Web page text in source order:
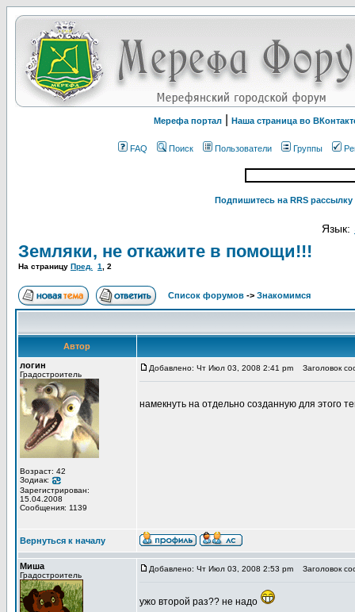
Мерефа портал Наша страница во
FAQ Поиск Пользователи Группы
Подпишитесь на RRS
Язык:
Земляки, не откажите в помощи!!!
На страницу Пред. 1 2
Список форумов -> Знакомимся
Автор
логин
Градостроитель
Возраст: 42
Зодиак:
Зарегистрирован:
15.04.2008
Сообщения: 1139
Добавлено: Чт Июл 03, 2008 2:41 pm Заголовок
намекнуть на отдельно созданную для этого
Вернуться к началу
Миша
Градостроитель
Добавлено: Чт Июл 03, 2008 2:53 pm Заголовок
ужо второй раз?? не надо